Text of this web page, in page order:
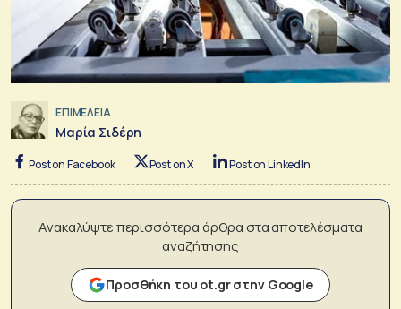
ΕΠΙΜΕΛΕΙΑ
Μαρία Σιδέρη
Post on Facebook Post on X Post on LinkedIn
Ανακαλύψτε περισσότερα άρθρα στα αποτελέσματα
αναζήτησης
Προσθήκη του ot.gr στην Google